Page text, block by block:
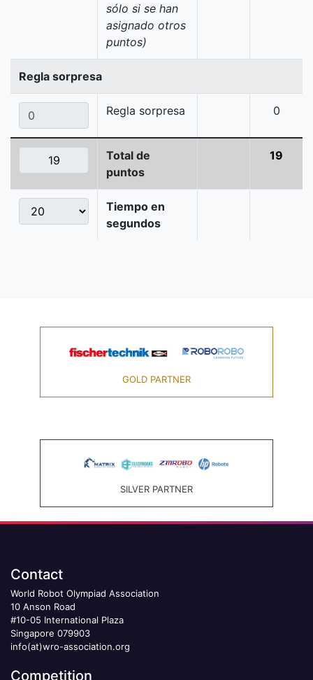
sólo si se han
asignado otros
puntos)
Regla sorpresa
Regla sorpresa 0
Total de
puntos
19
Tiempo en
segundos
GOLD PARTNER
SILVER PARTNER
Contact
World Robot Olympiad Association
10 Anson Road
#10-05 International Plaza
Singapore 079903
info(at)wro-association.org
Competition